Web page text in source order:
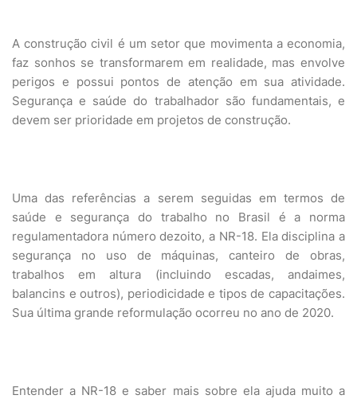
A construção civil é um setor que movimenta a economia,
faz sonhos se transformarem em realidade, mas envolve
perigos e possui pontos de atenção em sua atividade.
Segurança e saúde do trabalhador são fundamentais, e
devem ser prioridade em projetos de construção.
Uma das referências a serem seguidas em termos de
saúde e segurança do trabalho no Brasil é a norma
regulamentadora número dezoito, a NR-18. Ela disciplina a
segurança no uso de máquinas, canteiro de obras,
trabalhos em altura (incluindo escadas, andaimes,
balancins e outros), periodicidade e tipos de capacitações.
Sua última grande reformulação ocorreu no ano de 2020.
Entender a NR-18 e saber mais sobre ela ajuda muito a